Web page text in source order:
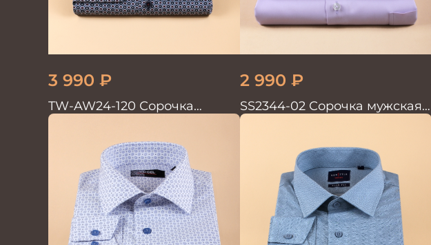
3 990 ₽
TW-AW24-120 Сорочка
мужская
2 990 ₽
SS2344-02 Сорочка мужская
кор.рукав бамбук